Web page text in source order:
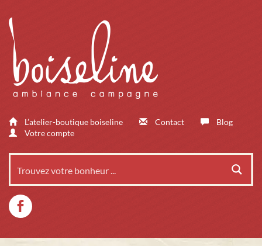
L’atelier-boutique boiseline Contact
Blog
Votre compte